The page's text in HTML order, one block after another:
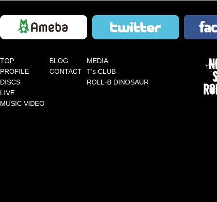
TOP
PROFILE
DISCS
LIVE
MUSIC VIDEO
BLOG
CONTACT
MEDIA
T's CLUB
ROLL-B DINOSAUR